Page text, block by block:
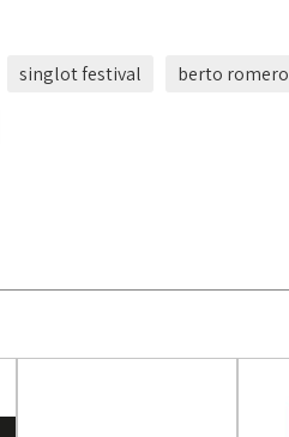
singlot festival berto romero